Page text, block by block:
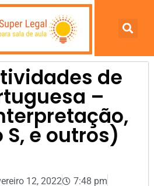
de
–
e outros)
12, 2022
7:48 pm